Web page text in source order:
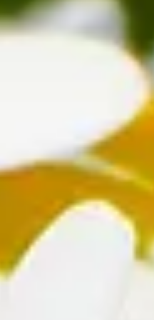
wachsen und
frostgeschützt überwintern,
zum Beginn der
Das Liebesorakel wird es
Auch als Heilmittel
So kennen die meisten von
sich auch in die
Margeriten als